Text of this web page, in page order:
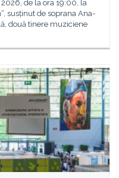
de la ora 19:00, la
susținut de soprana Ana-
două tinere muziciene